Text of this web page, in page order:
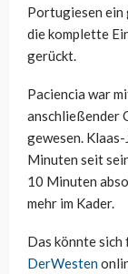
Portugiesen
die komplette
gerückt.
Paciencia war
anschließender
gewesen.
Minuten seit
10 Minuten
mehr im Kader.
Das könnte sich
DerWesten